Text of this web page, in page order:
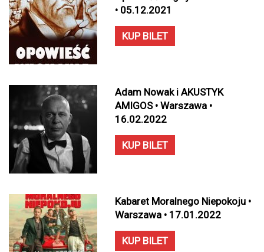
• 05.12.2021
KUP BILET
Adam Nowak i AKUSTYK
AMIGOS • Warszawa •
16.02.2022
KUP BILET
Kabaret Moralnego Niepokoju •
Warszawa • 17.01.2022
KUP BILET